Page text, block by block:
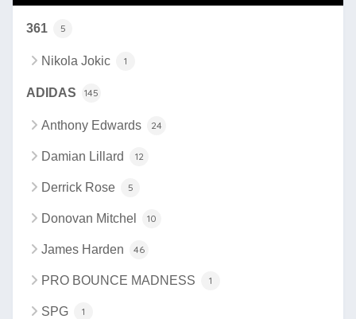
361 5
Nikola Jokic 1
ADIDAS 145
Anthony Edwards 24
Damian Lillard 12
Derrick Rose 5
Donovan Mitchel 10
James Harden 46
PRO BOUNCE MADNESS 1
SPG 1